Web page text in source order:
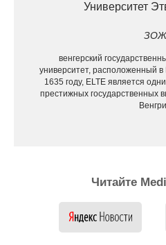
Университет
ЗОЖ
венгерский
университет, расположенный
1635 году, ELTE является
престижных государственных
Читайте